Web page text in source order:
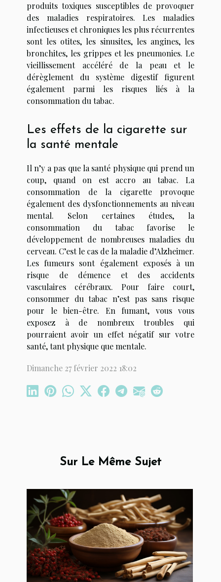
produits toxiques susceptibles de provoquer
des maladies respiratoires. Les maladies
infectieuses et chroniques les plus récurrentes
sont les otites, les sinusites, les angines, les
bronchites, les grippes et les pneumonies. Le
vieillissement accéléré de la peau et le
dérèglement du système digestif figurent
également parmi les risques liés à la
consommation du tabac.
Les effets de la cigarette sur
la santé mentale
Il n’y a pas que la santé physique qui prend un
coup, quand on est accro au tabac. La
consommation de la cigarette provoque
également des dysfonctionnements au niveau
mental. Selon certaines études, la
consommation du tabac favorise le
développement de nombreuses maladies du
cerveau. C’est le cas de la maladie d’Alzheimer.
Les fumeurs sont également exposés à un
risque de démence et des accidents
vasculaires cérébraux. Pour faire court,
consommer du tabac n’est pas sans risque
pour le bien-être. En fumant, vous vous
exposez à de nombreux troubles qui
pourraient avoir un effet négatif sur votre
santé, tant physique que mentale.
Dimanche 27 février 2022 18:02
Sur Le Même Sujet